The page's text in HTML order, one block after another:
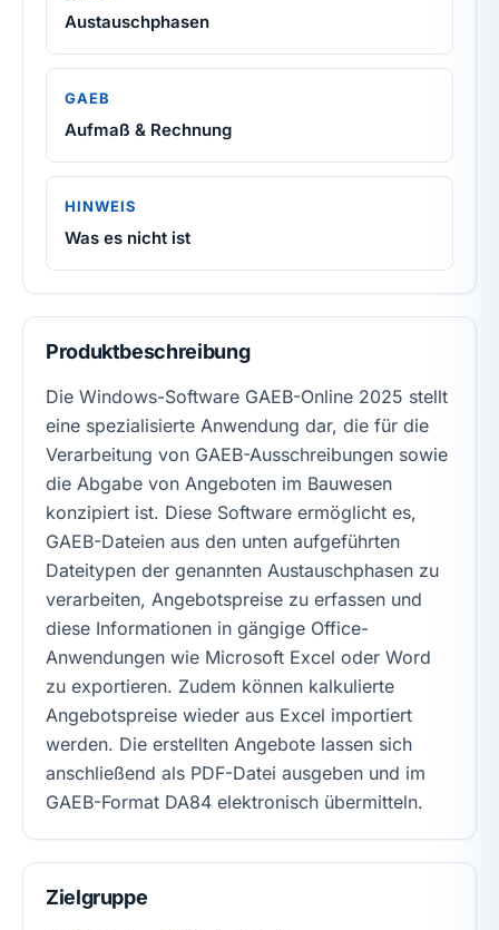
Austauschphasen
GAEB
Aufmaß & Rechnung
HINWEIS
Was es nicht ist
Produktbeschreibung
Die Windows-Software GAEB-Online 2025 stellt
eine spezialisierte Anwendung dar, die für die
Verarbeitung von GAEB-Ausschreibungen sowie
die Abgabe von Angeboten im Bauwesen
konzipiert ist. Diese Software ermöglicht es,
GAEB-Dateien aus den unten aufgeführten
Dateitypen der genannten Austauschphasen zu
verarbeiten, Angebotspreise zu erfassen und
diese Informationen in gängige Office-
Anwendungen wie Microsoft Excel oder Word
zu exportieren. Zudem können kalkulierte
Angebotspreise wieder aus Excel importiert
werden. Die erstellten Angebote lassen sich
anschließend als PDF-Datei ausgeben und im
GAEB-Format DA84 elektronisch übermitteln.
Zielgruppe